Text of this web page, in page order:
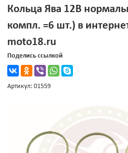
Кольца Ява 12В
компл. =6 шт.) в
moto18.ru
Поделись ссылкой
Артикул: 01559